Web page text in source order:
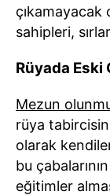
çıkamayacak
sahipleri,
Rüyada Eski
Mezun
rüya
olarak
bu
eğitimler